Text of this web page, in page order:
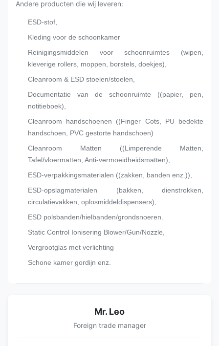
Andere producten die wij leveren:
ESD-stof,
Kleding voor de schoonkamer
Reinigingsmiddelen voor schoonruimtes (wipen,
kleverige rollers, moppen, borstels, doekjes),
Cleanroom & ESD stoelen/stoelen,
Documentatie van de schoonruimte ((papier, pen,
notitieboek),
Cleanroom handschoenen ((Finger Cots, PU bedekte
handschoen, PVC gestorte handschoen)
Cleanroom Matten ((Limperende Matten,
Tafel/vloermatten, Anti-vermoeidheidsmatten),
ESD-verpakkingsmaterialen ((zakken, banden enz.)),
ESD-opslagmaterialen (bakken, dienstrokken,
circulatievakken, oplosmiddeldispensers),
ESD polsbanden/hielbanden/grondsnoeren.
Static Control Ionisering Blower/Gun/Nozzle,
Vergrootglas met verlichting
Schone kamer gordijn enz.
Mr. Leo
Foreign trade manager